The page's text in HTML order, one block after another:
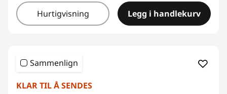
Hurtigvisning Legg i handlekurv
Sammenlign
KLAR TIL Å SENDES